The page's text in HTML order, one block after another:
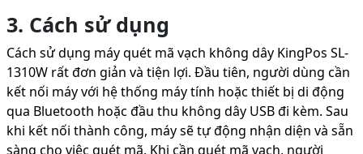
3. Cách sử dụng
Cách sử dụng máy quét mã vạch không dây KingPos SL-
1310W rất đơn giản và tiện lợi. Đầu tiên, người dùng cần
kết nối máy với hệ thống máy tính hoặc thiết bị di động
qua Bluetooth hoặc đầu thu không dây USB đi kèm. Sau
khi kết nối thành công, máy sẽ tự động nhận diện và sẵn
sàng cho việc quét mã. Khi cần quét mã vạch, người